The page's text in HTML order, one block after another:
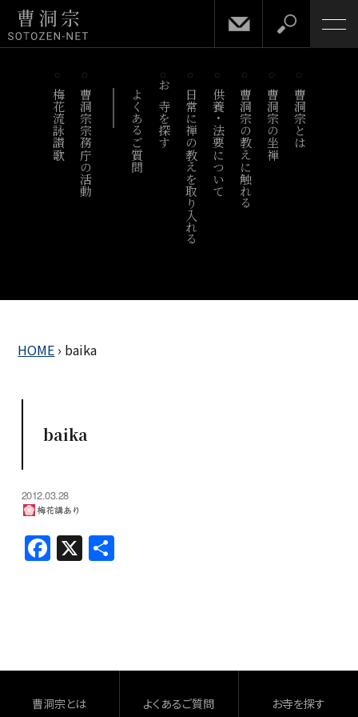
梅花流詠讃歌 曹洞宗宗務庁の活動 よくあるご質問 お寺を探す 日常に禅の教えを取り入れる供養・法要について曹洞宗の教えに触れる 曹洞宗の坐禅 曹洞宗とは
HOME › baika
baika
2012.03.28
F
a
o
o
X 共
曹洞宗とは よくあるご質問 お寺を探す